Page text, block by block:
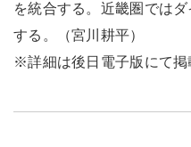
を統合する。近畿圏では
する。（宮川耕平）
※詳細は後日電子版にて掲